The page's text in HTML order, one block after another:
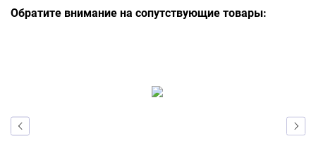
Обратите внимание на сопутствующие товары: